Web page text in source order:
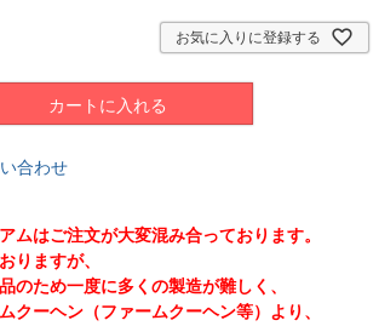
お気に入りに登録する
カートに入れる
合わせ
ムはご注文が大変混み合っております。
りますが、
のため一度に多くの製造が難しく、
クーヘン（ファームクーヘン等）より、